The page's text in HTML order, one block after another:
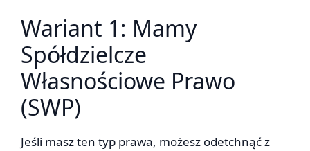
Wariant 1: Mamy
Spółdzielcze
Własnościowe Prawo
(SWP)
Jeśli masz ten typ prawa, możesz odetchnąć z